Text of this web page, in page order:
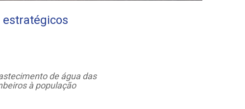
estratégicos
de água das
à população